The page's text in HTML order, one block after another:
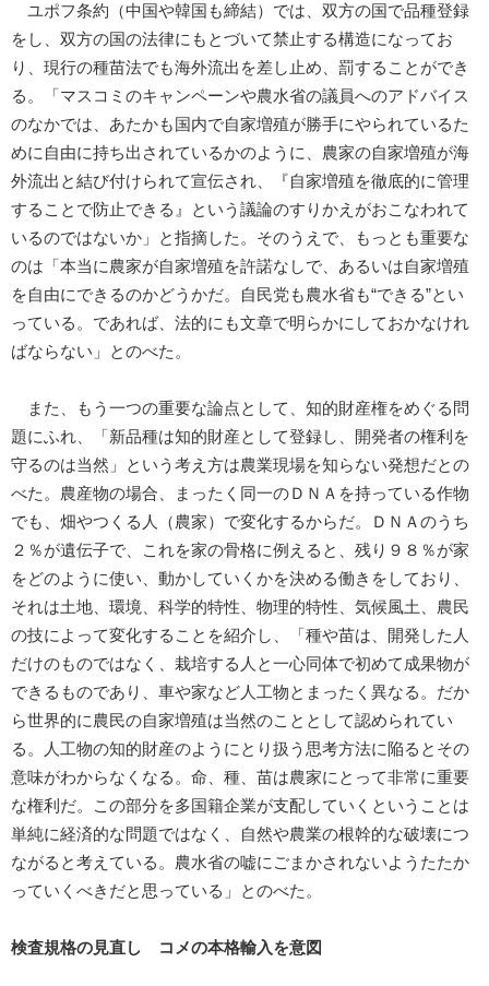
ユポフ条約（中国や韓国も締結）では、双方の国で品種登録
をし、双方の国の法律にもとづいて禁止する構造になってお
り、現行の種苗法でも海外流出を差し止め、罰することができ
る。「マスコミのキャンペーンや農水省の議員へのアドバイス
のなかでは、あたかも国内で自家増殖が勝手にやられているた
めに自由に持ち出されているかのように、農家の自家増殖が海
外流出と結び付けられて宣伝され、『自家増殖を徹底的に管理
することで防止できる』という議論のすりかえがおこなわれて
いるのではないか」と指摘した。そのうえで、もっとも重要な
のは「本当に農家が自家増殖を許諾なしで、あるいは自家増殖
を自由にできるのかどうかだ。自民党も農水省も“できる”とい
っている。であれば、法的にも文章で明らかにしておかなけれ
ばならない」とのべた。
また、もう一つの重要な論点として、知的財産権をめぐる問
題にふれ、「新品種は知的財産として登録し、開発者の権利を
守るのは当然」という考え方は農業現場を知らない発想だとの
べた。農産物の場合、まったく同一のＤＮＡを持っている作物
でも、畑やつくる人（農家）で変化するからだ。ＤＮＡのうち
２％が遺伝子で、これを家の骨格に例えると、残り９８％が家
をどのように使い、動かしていくかを決める働きをしており、
それは土地、環境、科学的特性、物理的特性、気候風土、農民
の技によって変化することを紹介し、「種や苗は、開発した人
だけのものではなく、栽培する人と一心同体で初めて成果物が
できるものであり、車や家など人工物とまったく異なる。だか
ら世界的に農民の自家増殖は当然のこととして認められてい
る。人工物の知的財産のようにとり扱う思考方法に陥るとその
意味がわからなくなる。命、種、苗は農家にとって非常に重要
な権利だ。この部分を多国籍企業が支配していくということは
単純に経済的な問題ではなく、自然や農業の根幹的な破壊につ
ながると考えている。農水省の嘘にごまかされないようたたか
っていくべきだと思っている」とのべた。
検査規格の見直し コメの本格輸入を意図